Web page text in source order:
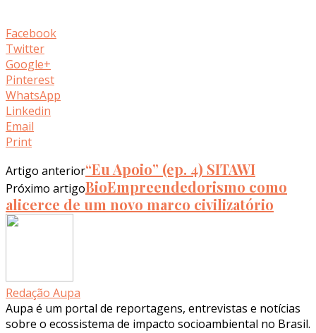
Facebook
Twitter
Google+
Pinterest
WhatsApp
Linkedin
Email
Print
Artigo anterior“Eu Apoio” (ep. 4) SITAWI
Próximo artigoBioEmpreendedorismo como
alicerce de um novo marco civilizatório
Redação Aupa
Aupa é um portal de reportagens, entrevistas e notícias
sobre o ecossistema de impacto socioambiental no Brasil.